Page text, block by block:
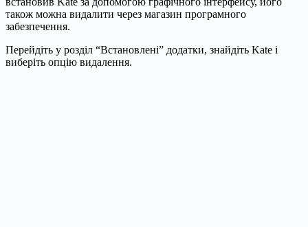
також можна видалити через магазин програмного
забезпечення.
Перейдіть у розділ “Встановлені” додатки, знайдіть Kate і
виберіть опцію видалення.